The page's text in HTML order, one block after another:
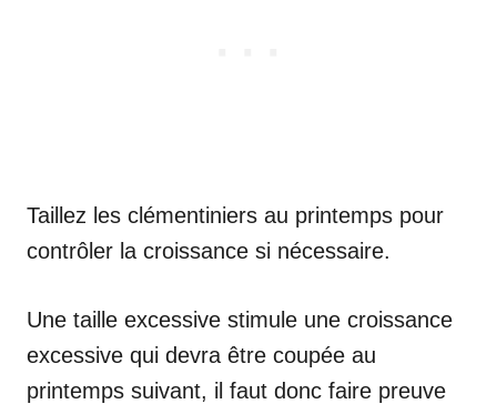
Taillez les clémentiniers au printemps pour
contrôler la croissance si nécessaire.
Une taille excessive stimule une croissance
excessive qui devra être coupée au
printemps suivant, il faut donc faire preuve